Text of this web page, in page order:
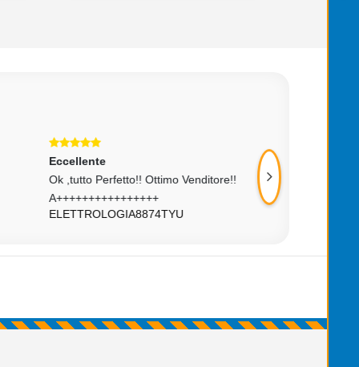
Eccellente
Ok ,tutto Perfetto!! Ottimo Venditore!!
A++++++++++++++++
ELETTROLOGIA8874TYU
Eccellente
Good
ACIARFI01